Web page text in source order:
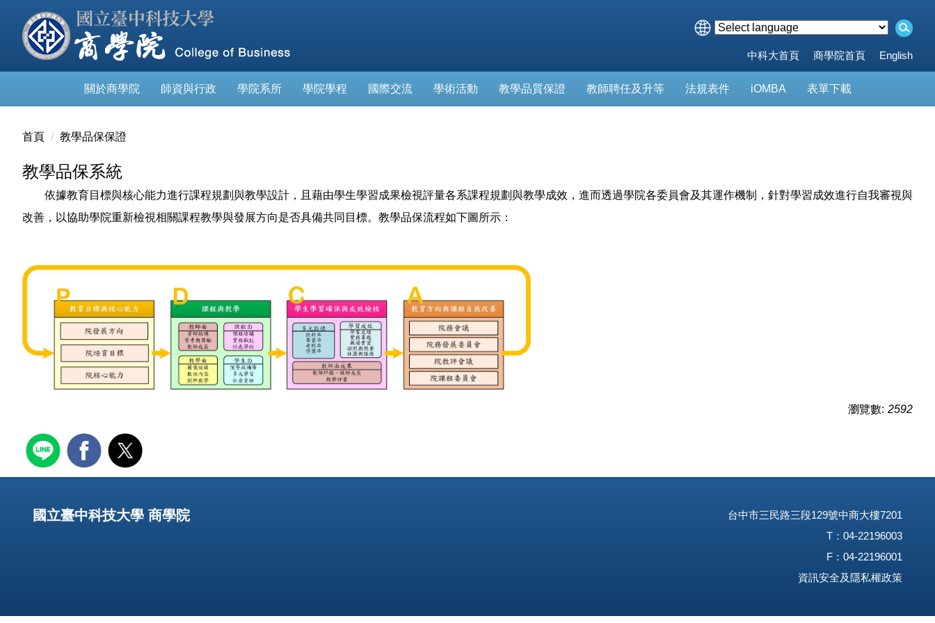
中科大首頁 商學院首頁 English
關於商學院 師資與行政 學院系所 學院學程 國際交流 學術活動 教學品質保證 教師聘任及升等 法規表件 iOMBA 表單下載
首頁 教學品保保證
教學品保系統
依據教育目標與核心能力進行課程規劃與教學設計，且藉由學生學習成果檢視評量各系課程規劃與教學成效，進而透過學院各委員會及其運作機制，針對學習成效進行自我審視與
改善，以協助學院重新檢視相關課程教學與發展方向是否具備共同目標。教學品保流程如下圖所示：
瀏覽數: 2592
國立臺中科技大學 商學院
台中市三民路三段129號中商大樓7201
T：04-22196003
F：04-22196001
資訊安全及隱私權政策